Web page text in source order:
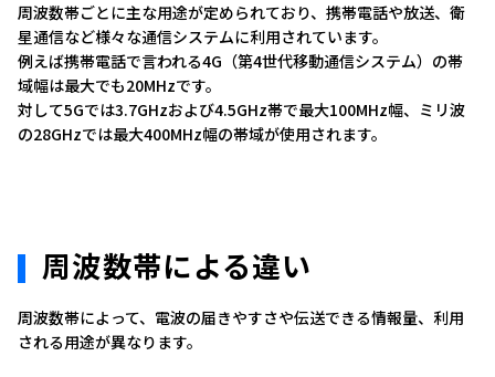
周波数帯ごとに主な用途が定められており、携帯電話や放送、衛
星通信など様々な通信システムに利用されています。
例えば携帯電話で言われる4G（第4世代移動通信システム）の帯
域幅は最大でも20MHzです。
対して5Gでは3.7GHzおよび4.5GHz帯で最大100MHz幅、ミリ波
の28GHzでは最大400MHz幅の帯域が使用されます。
周波数帯による違い
周波数帯によって、電波の届きやすさや伝送できる情報量、利用
される用途が異なります。